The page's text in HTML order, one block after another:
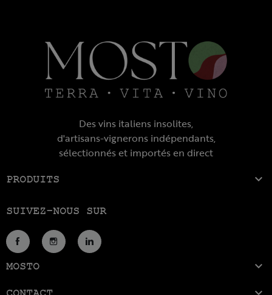
Des vins italiens insolites,
d'artisans-vignerons indépendants,
sélectionnés et importés en direct
PRODUITS 
SUIVEZ-NOUS SUR
FacebookInstagramLinkedIn
MOSTO 